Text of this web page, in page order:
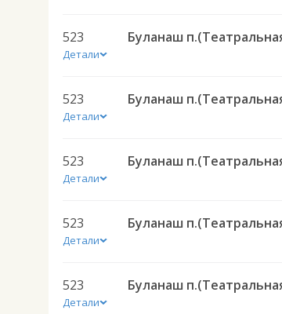
523
Детали
523
Детали
523
Детали
523
Детали
523
Детали